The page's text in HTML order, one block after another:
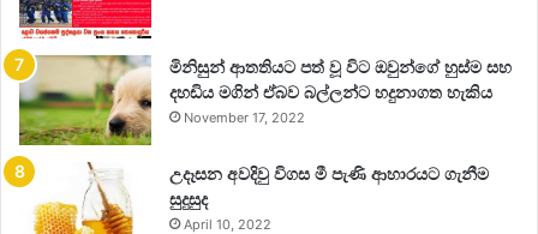
මිනිසුන් ආතතියට පත් වූ විට ඔවුන්ගේ හුස්ම සහ
දහඩිය මගින් ඒබව බල්ලන්ට හදුනාගත හැකිය
November 17, 2022
උදෑසන අවදිවු විගස මී පැණි ආහාරයට ගැනීම
සුදුසුද
April 10, 2022